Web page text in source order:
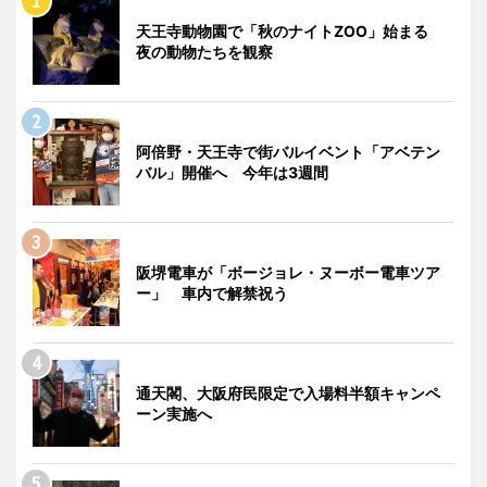
天王寺動物園で「秋のナイトZOO」始まる
夜の動物たちを観察
阿倍野・天王寺で街バルイベント「アベテン
バル」開催へ 今年は3週間
阪堺電車が「ボージョレ・ヌーボー電車ツア
ー」 車内で解禁祝う
通天閣、大阪府民限定で入場料半額キャンペ
ーン実施へ